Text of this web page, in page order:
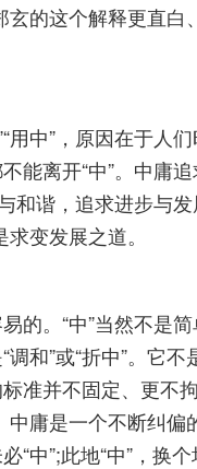
的这个解释更直白
用中”，原因在于人
能离开“中”。中庸追
和谐，追求进步与
变发展之道。
的。“中”当然不是
调和”或“折中”。它
准并不固定、更不
中庸是一个不断纠偏
“中”;此地“中”，换